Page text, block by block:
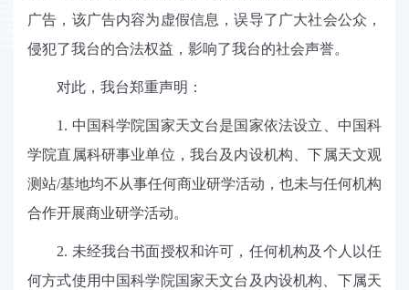
广告，该广告内容为 虚假信息，误导了广大社会公众，
侵犯了我台的合法权益，影响了我台的社会声誉。
对此，我台郑重声明：
1. 中国科学院国家天文台是国家依法设立
中国科
学院直属科研事业单位 ，我台及内设机构、下属天文观
测站/基地均不从事任何商业研学活动，也未与任何机构
合作开展商业研学活动。
2. 未经我台书面授权和许可，任何机构及个人以任
何方式使用中国科学院国家天文台及内设机构
下属天